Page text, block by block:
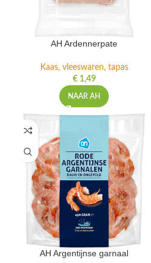
AH Ardennerpate
Kaas, vleeswaren, tapas
€1,49
NAAR AH
AH Argentijnse garnaal